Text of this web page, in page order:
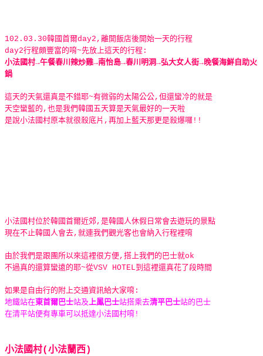
102.03.30韓國首爾day2,離開飯店後開始一天的行程
day2行程頗豐富的唷~先放上這天的行程:
小法國村→午餐春川辣炒雞→南怡島→春川明洞→弘大女人街→晚餐海鮮自助火
鍋
這天的天氣還真是不錯耶~有微弱的太陽公公,但還蠻冷的就是
天空蠻藍的,也是我們韓國五天算是天氣最好的一天啦
是說小法國村原本就很殺底片,再加上藍天那更是殺爆囉!!
小法國村位於韓國首爾近郊,是韓國人休假日常會去遊玩的景點
現在不止韓國人會去,就連我們觀光客也會納入行程裡唷
由於我們是跟團所以來這裡很方便,搭上我們的巴士就ok
不過真的還算蠻遠的耶~從VSV HOTEL到這裡還真花了段時間
如果是自由行的附上交通資訊給大家唷:
地鐵站在東首爾巴士站及上鳳巴士站搭乘去清平巴士站的巴士
在清平站便有專車可以抵達小法國村唷!
小法國村(小法蘭西)